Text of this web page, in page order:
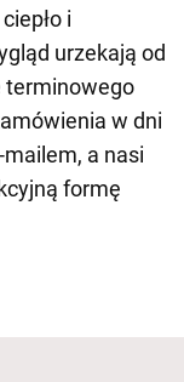
i
urzekają od
terminowego
w dni
a nasi
formę